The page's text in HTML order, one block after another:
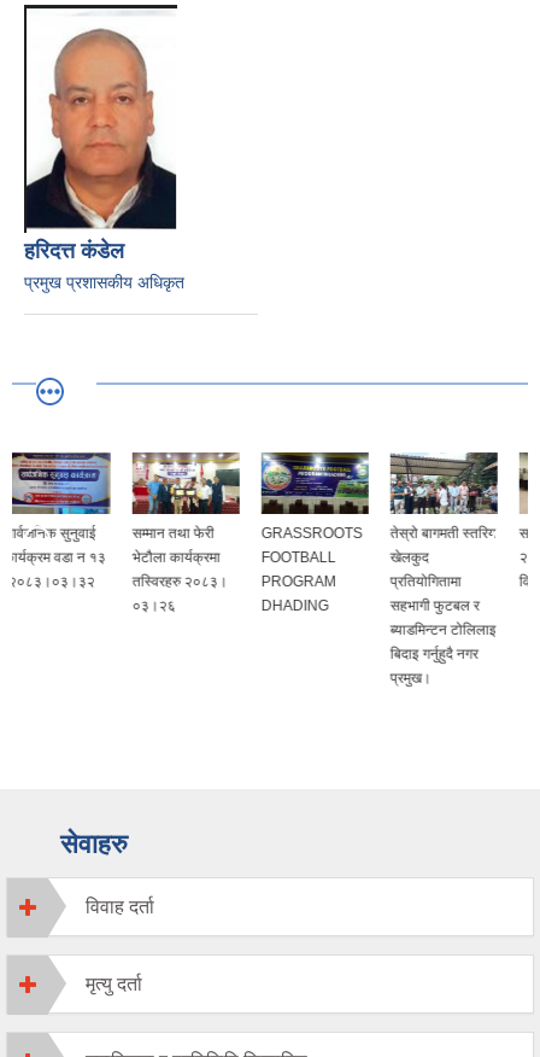
हरिदत्त कंडेल
प्रमुख प्रशासकीय अधिकृत
सम्मान तथा फेरी
भेटौला कार्यक्रमा
तस्विरहरु २०८३।
GRASSROOTS
FOOTBALL
PROGRAM
DHADING
तेस्रो बागमती स्तरिय
खेलकुद
प्रतियोगितामा
सहभागी फुटबल र
सचेतना कार्यक्रम
२०८३ सामाजिक
विकास शाखा
सेवाहरु
विवाह दर्ता
मृत्यु दर्ता